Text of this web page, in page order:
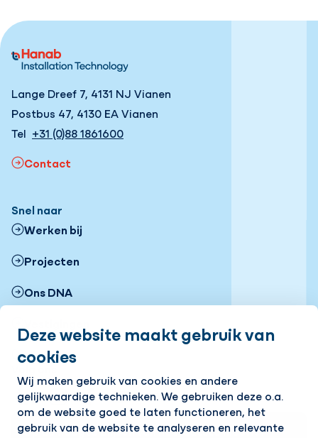
Deze website maakt gebruik van
cookies
Wij maken gebruik van cookies en andere
gelijkwaardige technieken. We gebruiken deze o.a.
om de website goed te laten functioneren, het
gebruik van de website te analyseren en relevante
Lange Dreef 7, 4131 NJ Vianen
Postbus 47, 4130 EA Vianen
Tel +31 (0)88 1861600
Contact
Snel naar
Werken bij
Projecten
Ons DNA
Nieuws
LinkedInInstagramFacebookYouTubeFlickr
Op de hoogte blijven van het laatste nieuws?